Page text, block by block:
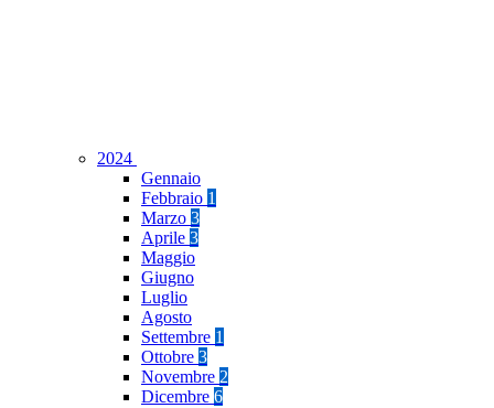
2024
Gennaio
Febbraio 1
Marzo 3
Aprile 3
Maggio
Giugno
Luglio
Agosto
Settembre 1
Ottobre 3
Novembre 2
Dicembre 6